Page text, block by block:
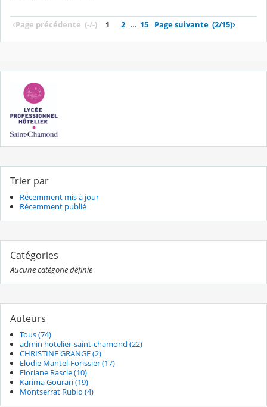
‹Page précédente (-/-) 1 2 … 15 Page suivante (2/15)›
Trier par
Récemment mis à jour
Récemment publié
Catégories
Aucune catégorie définie
Auteurs
Tous (74)
admin hotelier-saint-chamond (22)
CHRISTINE GRANGE (2)
Elodie Mantel-Forissier (17)
Floriane Rascle (10)
Karima Gourari (19)
Montserrat Rubio (4)